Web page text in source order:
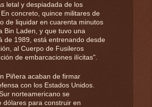
letal y despiadada de los
concreto, quince militares de
de liquidar en cuarenta minutos
Bin Laden, y que tuvo una
de 1989, está entrenando desde
al Cuerpo de Fusileros
de embarcaciones ilícitas".
Piñera acaban de firmar
con los Estados Unidos.
norteamericano se
dólares para construir en